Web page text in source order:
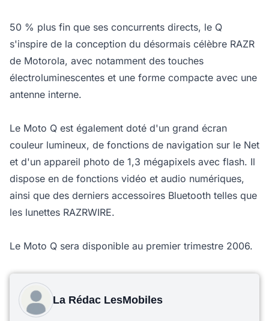
50 % plus fin que ses concurrents directs, le Q
s'inspire de la conception du désormais célèbre RAZR
de Motorola, avec notamment des touches
électroluminescentes et une forme compacte avec une
antenne interne.
Le Moto Q est également doté d'un grand écran
couleur lumineux, de fonctions de navigation sur le Net
et d'un appareil photo de 1,3 mégapixels avec flash. Il
dispose en de fonctions vidéo et audio numériques,
ainsi que des derniers accessoires Bluetooth telles que
les lunettes RAZRWIRE.
Le Moto Q sera disponible au premier trimestre 2006.
La Rédac LesMobiles